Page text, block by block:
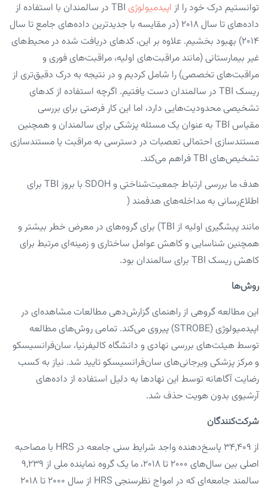
توانستیم درک خود را از اپیدمیولوژی
TBI در سالمندان با استفاده از
داده‌های تا سال ۲۰۱۸ (در مقایسه با جدیدترین داده‌های جامع تا سال
۲۰۱۴) بهبود بخشیم. علاوه بر این، کدهای دریافت شده در محیط‌های
غیر بیمارستانی (مانند مراقبت‌های اولیه، مراقبت‌های فوری و
مراقبت‌های تخصصی) را شامل کردیم و در نتیجه به درک دقیق‌تری از
ریسک TBI در سالمندان دست یافتیم. اگرچه استفاده از کدهای
تشخیصی محدودیت‌هایی دارد، اما این کار فرصتی برای بررسی
مقیاس TBI به عنوان یک مسئله پزشکی برای سالمندان و همچنین
مستندسازی احتمالی تعصبات در دسترسی به مراقبت یا مستندسازی
تشخیص‌های TBI فراهم می‌کند.
هدف ما بررسی ارتباط جمعیت‌شناختی و SDOH با بروز TBI برای
اطلاع‌رسانی به مداخله‌های هدفمند (
مانند پیشگیری اولیه از TBI) برای گروه‌های در معرض خطر بیشتر و
همچنین شناسایی و کاهش عوامل ساختاری و زمینه‌ای مرتبط برای
کاهش ریسک TBI برای سالمندان بود.
روش‌ها
این مطالعه گروهی از راهنمای گزارش‌دهی مطالعات مشاهده‌ای در
اپیدمیولوژی (STROBE) پیروی می‌کند. تمامی روش‌های مطالعه
توسط هیئت‌های بررسی نهادی و دانشگاه کالیفرنیا، سان‌فرانسیسکو
و مرکز پزشکی ویرجانی‌های سان‌فرانسیسکو تایید شد. نیاز به کسب
رضایت آگاهانه توسط این نهادها به دلیل استفاده از داده‌های
آرشیوی بدون هویت حذف شد.
شرکت‌کنندگان
از ۳۴,۴۰۹ پاسخ‌دهنده واجد شرایط سنی جامعه در HRS با مصاحبه
اصلی بین سال‌های ۲۰۰۰ تا ۲۰۱۸، ما یک گروه نماینده ملی از ۹,۲۳۹
سالمند جامعه‌ای که در امواج نظرسنجی HRS از سال ۲۰۰۰ تا ۲۰۱۸